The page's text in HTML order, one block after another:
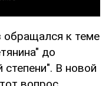
обращался к теме
до
степени". В новой